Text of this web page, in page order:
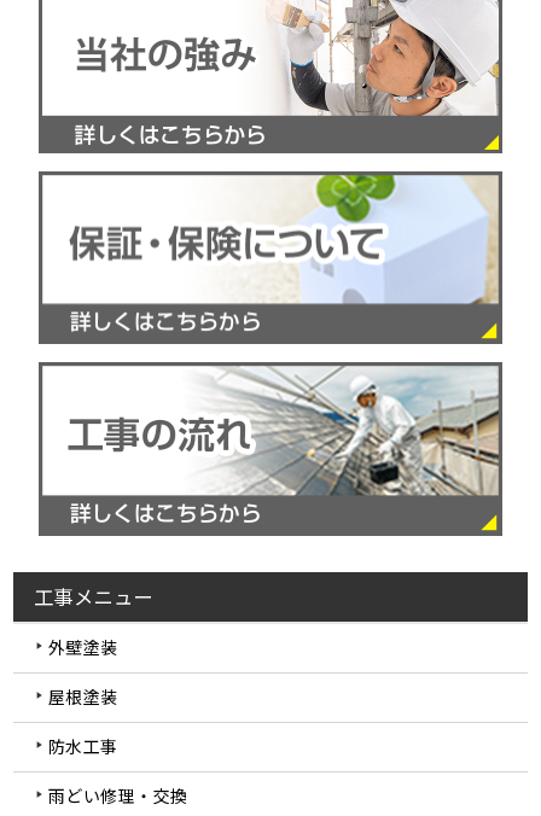
工事メニュー
外壁塗装
屋根塗装
防水工事
雨どい修理・交換